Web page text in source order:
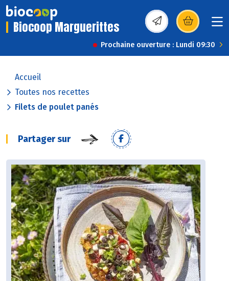
Biocoop Marguerittes (s’ouvre dans une
Prochaine ouverture : Lundi 09:30
Accueil
Toutes nos recettes
Filets de poulet panés
Partager sur